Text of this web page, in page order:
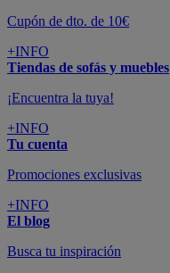
Cupón de dto. de 10€
+INFO
Tiendas de sofás y muebles
¡Encuentra la tuya!
+INFO
Tu cuenta
Promociones exclusivas
+INFO
El blog
Busca tu inspiración